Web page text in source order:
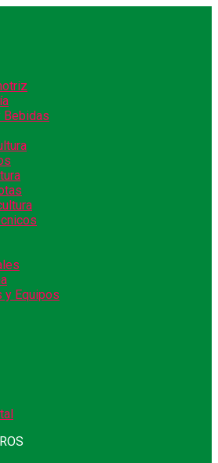
Bebidas
y Equipos